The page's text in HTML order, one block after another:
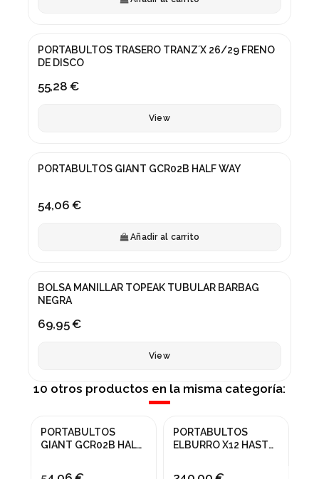
PORTABULTOS TRASERO TRANZ´X 26/29 FRENO
DE DISCO
55,28 €
View
PORTABULTOS GIANT GCR02B HALF WAY
54,06 €
Añadir al carrito
BOLSA MANILLAR TOPEAK TUBULAR BARBAG
NEGRA
69,95 €
View
10 otros productos en la misma categoría:
PORTABULTOS
GIANT GCR02B HALF
PORTABULTOS
ELBURRO X12 HASTA